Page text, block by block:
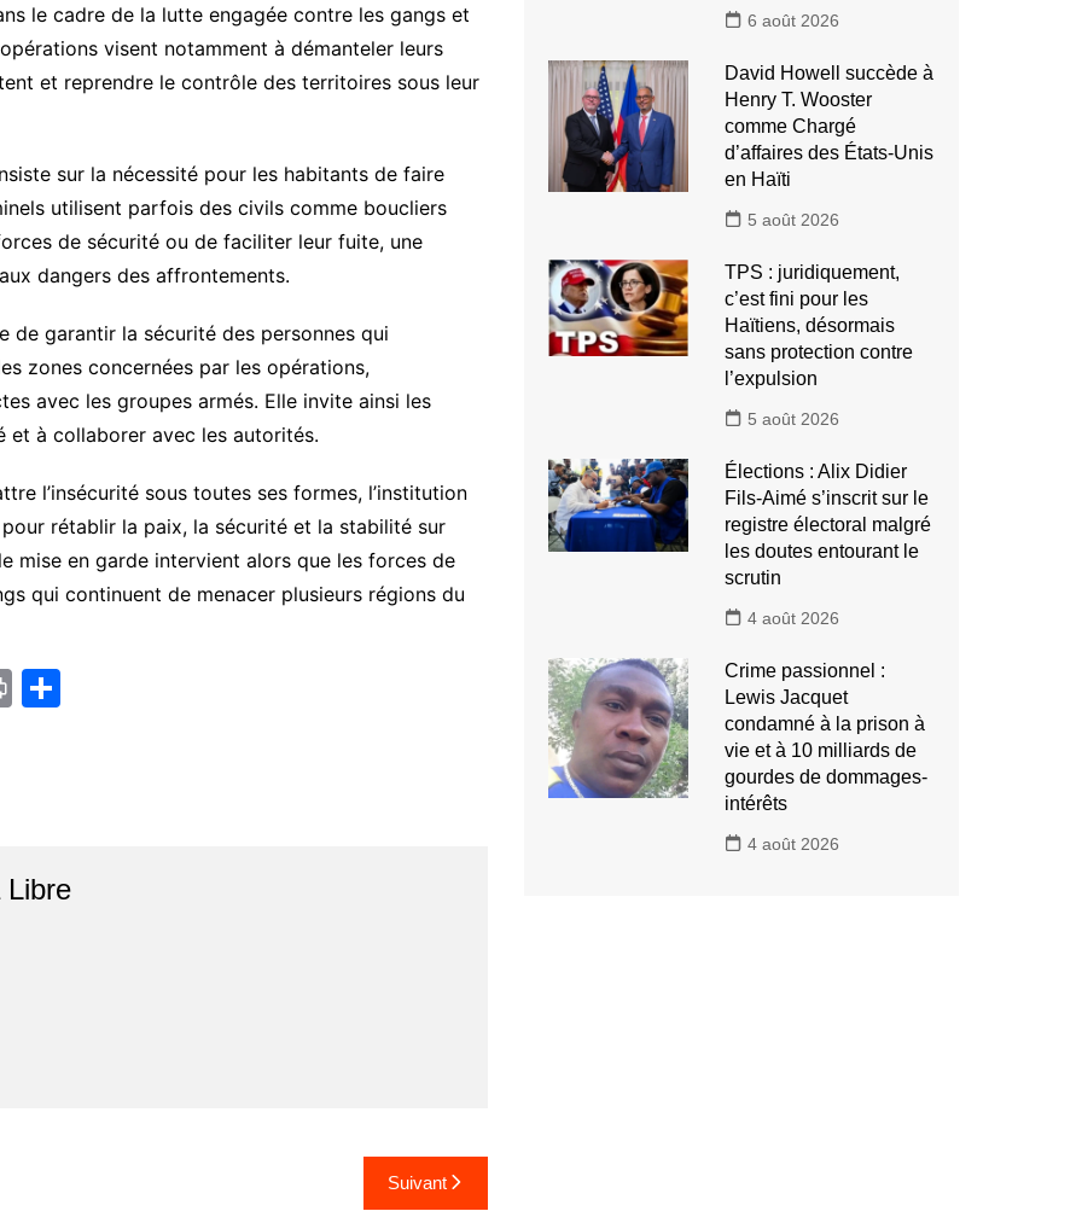
le cadre de la lutte engagée contre les gangs et
visent notamment à démanteler leurs
et reprendre le contrôle des territoires sous leur
sur la nécessité pour les habitants de faire
utilisent parfois des civils comme boucliers
de sécurité ou de faciliter leur fuite, une
dangers des affrontements.
de garantir la sécurité des personnes qui
zones concernées par les opérations,
avec les groupes armés. Elle invite ainsi les
et à collaborer avec les autorités.
l’insécurité sous toutes ses formes, l’institution
rétablir la paix, la sécurité et la stabilité sur
mise en garde intervient alors que les forces de
qui continuent de menacer plusieurs régions du
Pr
Libre
Suivant
6 août 2026
David Howell succède à
Henry T. Wooster
comme Chargé
d’affaires des États-Unis
en Haïti
5 août 2026
TPS : juridiquement,
c’est fini pour les
Haïtiens, désormais
sans protection contre
l’expulsion
5 août 2026
Élections : Alix Didier
Fils-Aimé s’inscrit sur le
registre électoral malgré
les doutes entourant le
scrutin
4 août 2026
Crime passionnel :
Lewis Jacquet
condamné à la prison à
vie et à 10 milliards de
gourdes de dommages-
intérêts
4 août 2026